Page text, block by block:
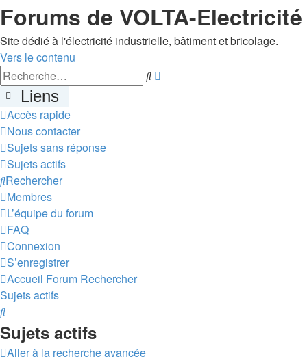
Forums de VOLTA-Electricité
Site dédié à l'électricité industrielle, bâtiment et bricolage.
Vers le contenu
Rechercher
Liens
Accès rapide
Nous contacter
Sujets sans réponse
Sujets actifs
Rechercher
Membres
L’équipe du forum
FAQ
Connexion
S’enregistrer
Accueil Forum Rechercher
Sujets actifs
Rechercher
Sujets actifs
Aller à la recherche avancée